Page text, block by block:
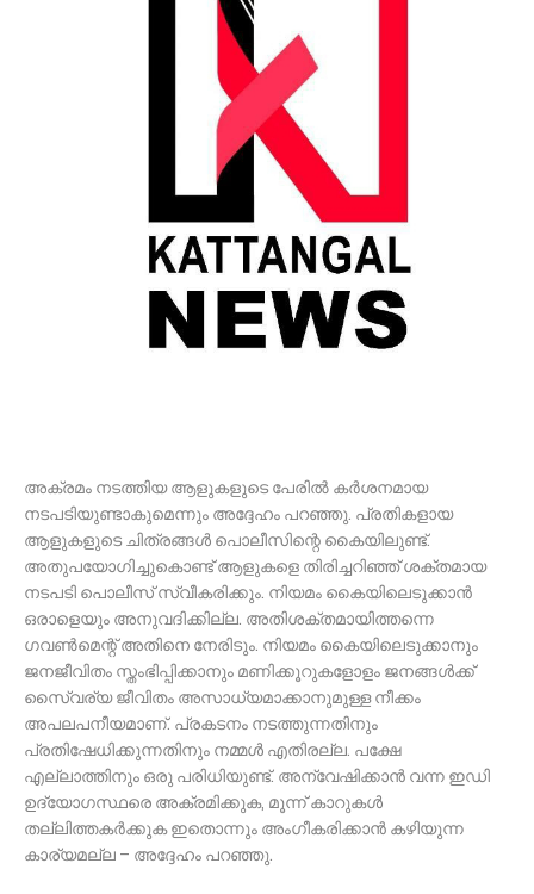
അക്രമം നടത്തിയ ആളുകളുടെ പേരില്‍ കര്‍ശനമായ
നടപടിയുണ്ടാകുമെന്നും അദ്ദേഹം പറഞ്ഞു. പ്രതികളായ
ആളുകളുടെ ചിത്രങ്ങള്‍ പൊലീസിന്റെ കൈയിലുണ്ട്.
അതുപയോഗിച്ചുകൊണ്ട് ആളുകളെ തിരിച്ചറിഞ്ഞ് ശക്തമായ
നടപടി പൊലീസ് സ്വീകരിക്കും. നിയമം കൈയിലെടുക്കാന്‍
ഒരാളെയും അനുവദിക്കില്ല. അതിശക്തമായിത്തന്നെ
ഗവണ്‍മെന്റ് അതിനെ നേരിടും. നിയമം കൈയിലെടുക്കാനും
ജനജീവിതം സ്തംഭിപ്പിക്കാനും മണിക്കൂറുകളോളം ജനങ്ങള്‍ക്ക്
സൈ്വര്യ ജീവിതം അസാധ്യമാക്കാനുമുള്ള നീക്കം
അപലപനീയമാണ്. പ്രകടനം നടത്തുന്നതിനും
പ്രതിഷേധിക്കുന്നതിനും നമ്മള്‍ എതിരല്ല. പക്ഷേ
എല്ലാത്തിനും ഒരു പരിധിയുണ്ട്. അന്വേഷിക്കാന്‍ വന്ന ഇഡി
ഉദ്യോഗസ്ഥരെ അക്രമിക്കുക, മൂന്ന് കാറുകള്‍
തല്ലിത്തകര്‍ക്കുക ഇതൊന്നും അംഗീകരിക്കാന്‍ കഴിയുന്ന
കാര്യമല്ല – അദ്ദേഹം പറഞ്ഞു.